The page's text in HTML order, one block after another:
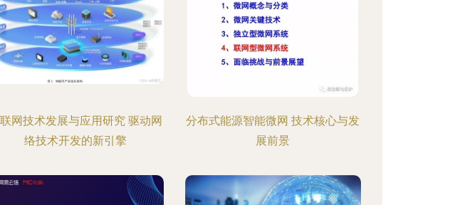
网技术发展与应用研究 驱动网
络技术开发的新引擎
分布式能源智能微网 技术核心与发
展前景